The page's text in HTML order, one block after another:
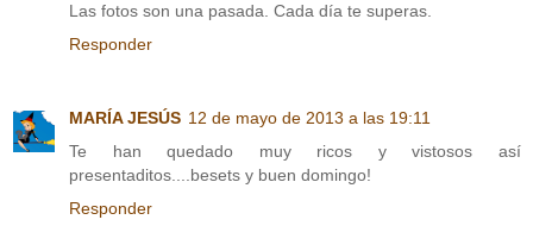
Las fotos son una pasada. Cada día te superas.
Responder
MARÍA JESÚS 12 de mayo de 2013 a las 19:11
Te han quedado muy ricos y vistosos así
presentaditos....besets y buen domingo!
Responder